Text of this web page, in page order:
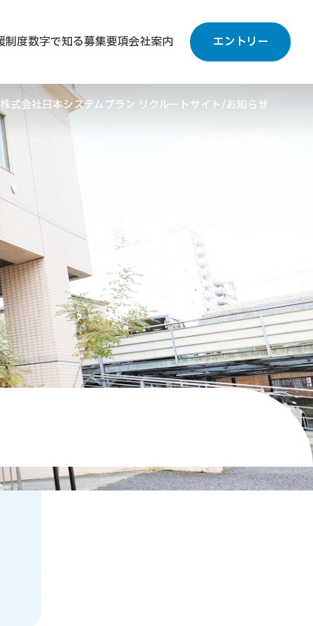
制度数字で知る募集要項会社案内 エントリー
株式会社日本システムプラン リクルートサイト お知らせ